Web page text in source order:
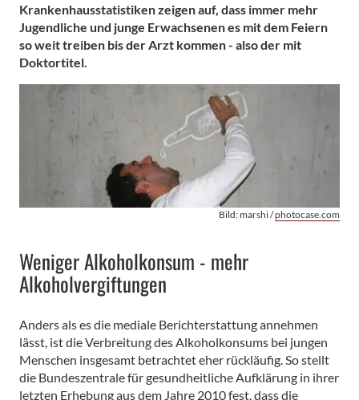
Krankenhausstatistiken zeigen auf, dass immer mehr
Jugendliche und junge Erwachsenen es mit dem Feiern
so weit treiben bis der Arzt kommen - also der mit
Doktortitel.
Bild: marshi /photocase.com
Weniger Alkoholkonsum - mehr
Alkoholvergiftungen
Anders als es die mediale Berichterstattung annehmen
lässt, ist die Verbreitung des Alkoholkonsums bei jungen
Menschen insgesamt betrachtet eher rückläufig. So stellt
die Bundeszentrale für gesundheitliche Aufklärung in ihrer
letzten Erhebung aus dem Jahre 2010 fest, dass die